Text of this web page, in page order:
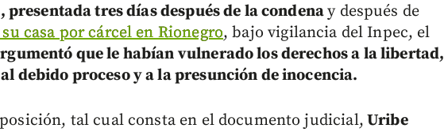
, presentada tres días después de la condenay después de
casa por cárcel en Rionegro, bajo vigilancia del Inpec, el
que le habían vulnerado los derechos a la libertad,
debido proceso y a la presunción de inocencia.
tal cual consta en el documento judicial, Uribe